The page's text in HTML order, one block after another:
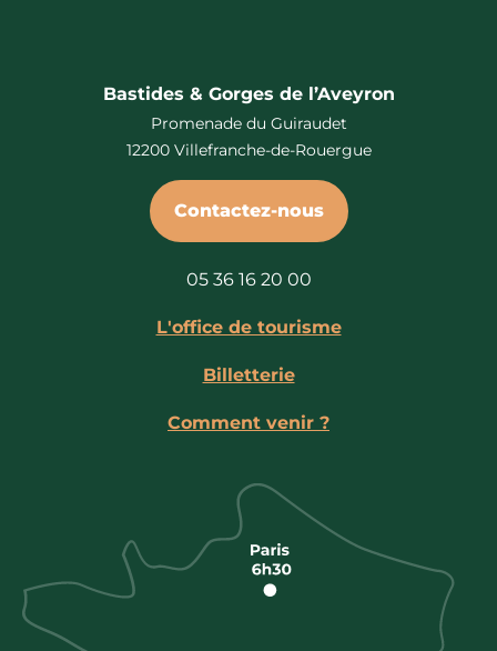
Bastides & Gorges de l’Aveyron
Promenade du Guiraudet
12200 Villefranche-de-Rouergue
Contactez-nous
05 36 16 20 00
L'office de tourisme
Billetterie
Comment venir ?